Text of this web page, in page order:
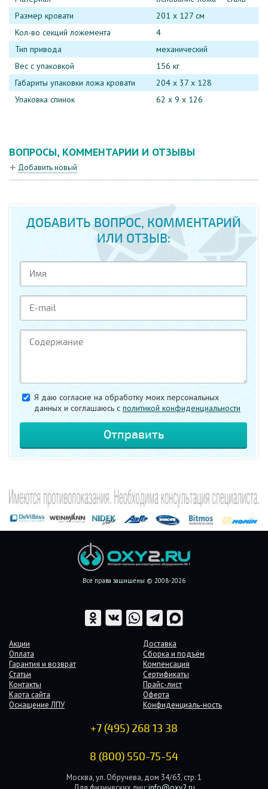
Размер кровати
201 x 127 см
Кол-во секций ложемента
4
Тип привода
механический
Вес с упаковкой
156 кг
Габариты упаковки ложа кровати
204 х 37 х 128
Упаковка спинок
62 х 9 х 126
ВОПРОСЫ, КОММЕНТАРИИ И ОТЗЫВЫ
Добавить новый
ДОБАВИТЬ ВОПРОС, КОММЕНТАРИЙ
ИЛИ ОТЗЫВ:
Я даю согласие на обработку моих персональных
данных и соглашаюсь c политикой конфиденциальности
Все права защищены © 2008-2026
Акции
Доставка
Оплата
Сборка и подъём
Гарантия и возврат
Компенсация
Статьи
Сертификаты
Контакты
Прайс-лист
Карта сайта
Оферта
Оснащение ЛПУ
Конфиденциаль-ность
+7 (495) 268 13 38
8 (800) 550-75-54
Москва, ул. Обручева, дом 34/63, стр. 1